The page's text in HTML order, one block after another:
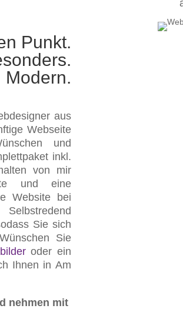
Punkt.
Modern.
aus
Webseite
und
inkl.
von mir
und eine
Website bei
Sie sich
Sie
oder ein
Ihnen in Am
nehmen mit